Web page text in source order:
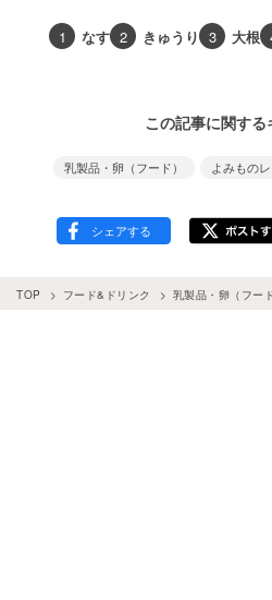
1 なす 2 きゅうり 3 大根
この記事に関する
乳製品・卵（フード） よみもの
TOP フード&ドリンク 乳製品・卵（フード